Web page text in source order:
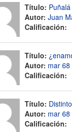
Título: Puñalá
Autor: Juan
Calificación:
Título:
Autor: mar 68
Calificación:
Título:
Autor: mar 68
Calificación: